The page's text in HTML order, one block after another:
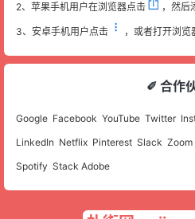
2、苹果手机用户在浏览器点击 ，然后
3、安卓手机用户点击 ，或者打开浏览
✐ 合作
Google Facebook YouTube Twitter
LinkedIn Netflix Pinterest Slack Zoom
Spotify Stack Adobe